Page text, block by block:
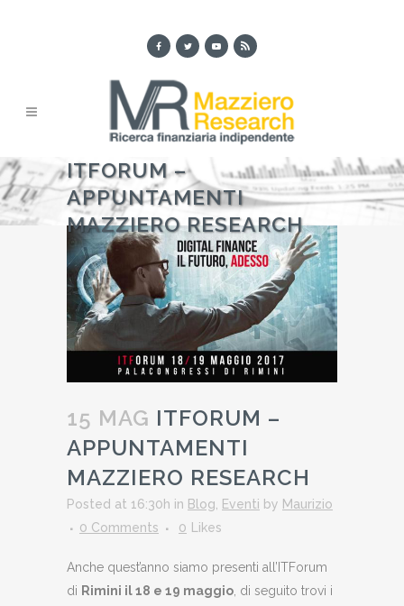
ITFORUM –
APPUNTAMENTI
MAZZIERO RESEARCH
15 MAG ITFORUM –
APPUNTAMENTI
MAZZIERO RESEARCH
Posted at 16:30h in Blog, Eventi by Maurizio
0 Comments
0 Likes
Anche quest’anno siamo presenti all’ITForum
di Rimini il 18 e 19 maggio, di seguito trovi i